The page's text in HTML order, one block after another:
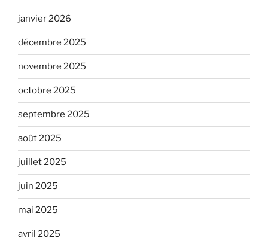
janvier 2026
décembre 2025
novembre 2025
octobre 2025
septembre 2025
août 2025
juillet 2025
juin 2025
mai 2025
avril 2025